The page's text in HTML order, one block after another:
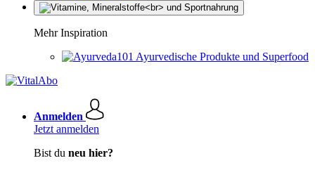
Mehr Inspiration
Ayurvedische Produkte und Superfood
Anmelden
Jetzt anmelden
Bist du neu hier?